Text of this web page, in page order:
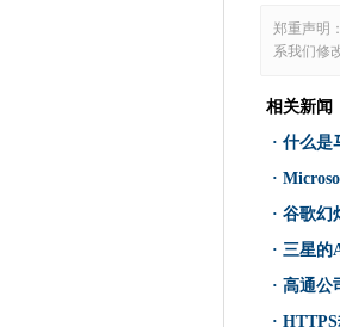
郑重声明
系我们修
相关新闻
· 什么是
·
· 谷歌幻
· 三星的
· 高通公
·